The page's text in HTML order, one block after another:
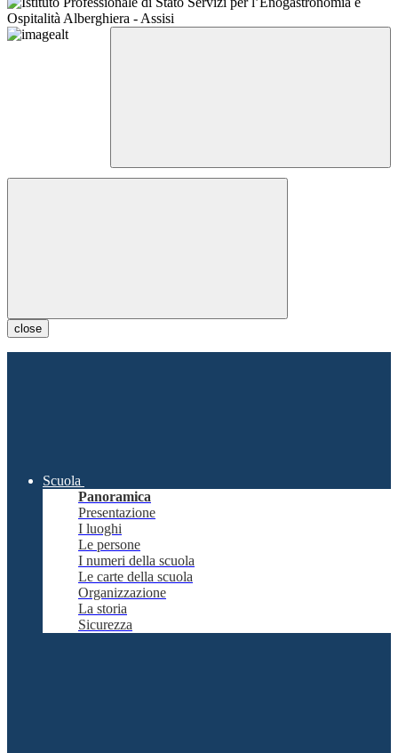
close
Scuola
Panoramica
Presentazione
I luoghi
Le persone
I numeri della scuola
Le carte della scuola
Organizzazione
La storia
Sicurezza